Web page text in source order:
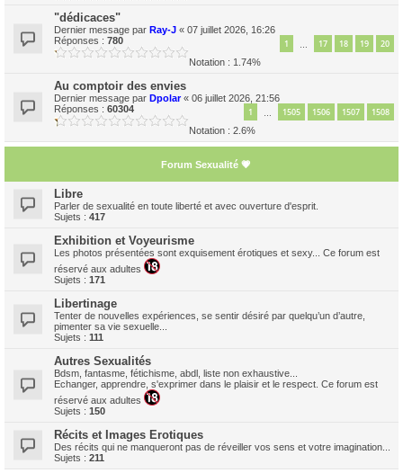
"dédicaces"
Dernier message par Ray-J « 07 juillet 2026, 16:26
Réponses : 780 1 17 18 19 20
Notation : 1.74%
Au comptoir des envies
Dernier message par Dpolar« 06 juillet 2026, 21:56
Réponses : 60304 1 1505 1506 1507 1508
Notation : 2.6%
Forum Sexualité 💗
Libre
Parler de sexualité en toute liberté et avec ouverture d'esprit.
Sujets : 417
Exhibition et Voyeurisme
Les photos présentées sont exquisement érotiques et sexy... Ce forum est
réservé aux adultes
Sujets : 171
Libertinage
Tenter de nouvelles expériences, se sentir désiré par quelqu’un d’autre,
pimenter sa vie sexuelle...
Sujets : 111
Autres Sexualités
Bdsm, fantasme, fétichisme, abdl, liste non exhaustive...
Echanger, apprendre, s'exprimer dans le plaisir et le respect. Ce forum est
réservé aux adultes
Sujets : 150
Récits et Images Erotiques
Des récits qui ne manqueront pas de réveiller vos sens et votre imagination...
Sujets : 211